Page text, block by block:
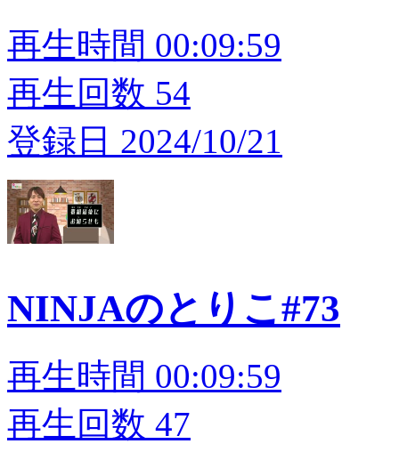
再生時間 00:09:59
再生回数 54
登録日 2024/10/21
NINJAのとりこ#73
再生時間 00:09:59
再生回数 47